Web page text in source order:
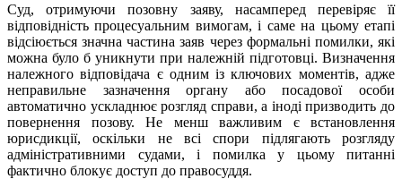
Суд, отримуючи позовну заяву, насамперед перевіряє її
відповідність процесуальним вимогам, і саме на цьому етапі
відсіюється значна частина заяв через формальні помилки, які
можна було б уникнути при належній підготовці. Визначення
належного відповідача є одним із ключових моментів, адже
неправильне зазначення органу або посадової особи
автоматично ускладнює розгляд справи, а іноді призводить до
повернення позову. Не менш важливим є встановлення
юрисдикції, оскільки не всі спори підлягають розгляду
адміністративними судами, і помилка у цьому питанні
фактично блокує доступ до правосуддя.